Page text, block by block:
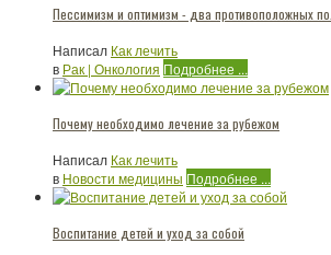
Пессимизм и оптимизм - два противоположных
Написал Как лечить
в Рак | Онкология Подробнее ...
Почему необходимо лечение за рубежом
Написал Как лечить
в Новости медицины Подробнее ...
Воспитание детей и уход за собой